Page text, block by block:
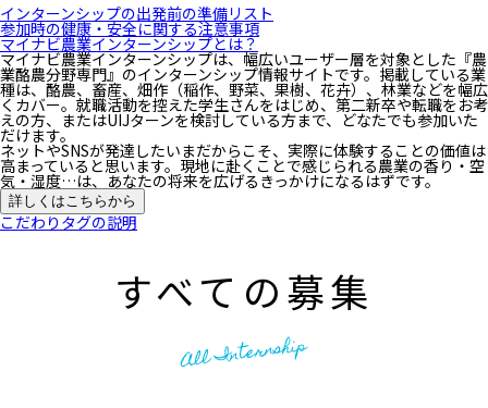
インターンシップの出発前の準備リスト
参加時の健康・安全に関する注意事項
マイナビ農業インターンシップとは？
マイナビ農業インターンシップは、幅広いユーザー層を対象とした『農
業酪農分野専門』のインターンシップ情報サイトです。掲載している業
種は、酪農、畜産、畑作（稲作、野菜、果樹、花卉）、林業などを幅広
くカバー。就職活動を控えた学生さんをはじめ、第二新卒や転職をお考
えの方、またはUIJターンを検討している方まで、どなたでも参加いた
だけます。
ネットやSNSが発達したいまだからこそ、実際に体験することの価値は
高まっていると思います。現地に赴くことで感じられる農業の香り・空
気・湿度…は、あなたの将来を広げるきっかけになるはずです。
詳しくはこちらから
こだわりタグの説明
すべての募集
All Internship